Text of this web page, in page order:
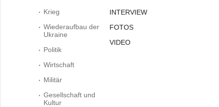
Krieg
Wiederaufbau der
Ukraine
Politik
Wirtschaft
Militär
Gesellschaft und
Kultur
INTERVIEW
FOTOS
VIDEO